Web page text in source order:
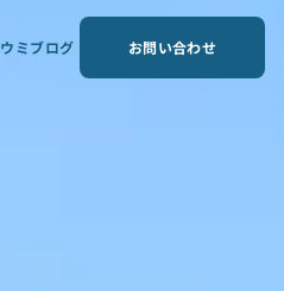
ウミブログ お問い合わせ